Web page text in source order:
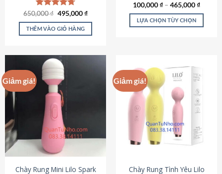
Được xếp
hạng4.72
5 sao
650,000₫ Giá
là:
650,000 ₫.
495,000₫Giá
tại
495,000 ₫.
THÊM VÀO GIỎ HÀNG
Được xếp
hạng4.80
5 sao
100,000₫ – 465,000₫
LỰA CHỌN TÙY CHỌN
nhiều
biến
thể.
Các
chọn
thể
chọn
Giảm giá!
Chày Rung Mini Lilo Spark
Giảm giá!
Chày Rung Tình Yêu Lilo